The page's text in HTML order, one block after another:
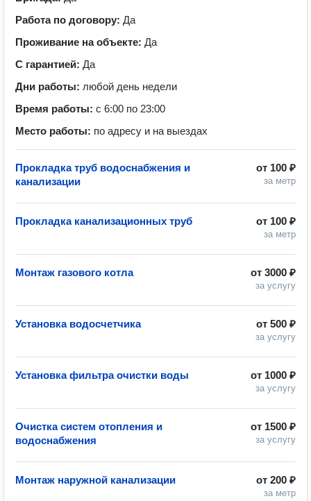
Работа по договору: Да
Проживание на объекте: Да
С гарантией: Да
Дни работы: любой день недели
Время работы: с 6:00 по 23:00
Место работы: по адресу и на выездах
от 100 ₽
за метр
Прокладка труб водоснабжения и
канализации
от 100 ₽
за метр
Прокладка канализационных труб
от 3000 ₽
за услугу
Монтаж газового котла
от 500 ₽
за услугу
Установка водосчетчика
от 1000 ₽
за услугу
Установка фильтра очистки воды
от 1500 ₽
за услугу
Очистка систем отопления и
водоснабжения
от 200 ₽
за метр
Монтаж наружной канализации